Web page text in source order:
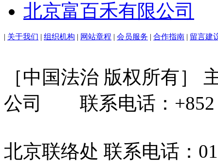
北京富百禾有限公司
| 关于我们 | 组织机构 | 网站章程 | 会员服务 | 合作指南 | 留言建
［中国法治 版权所有］
公司 联系电话：+852
北京联络处 联系电话：